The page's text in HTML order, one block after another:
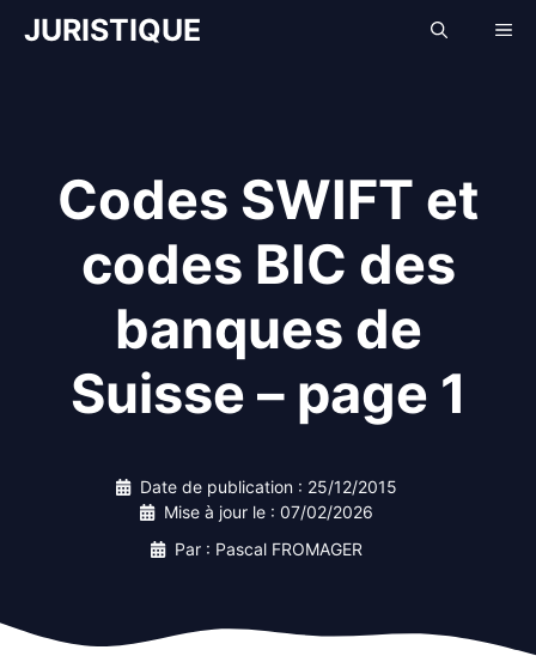
AllerJURISTIQUE
Codes SWIFT et
codes BIC des
banques de
Suisse – page 1
Date de publication : 25/12/2015
Mise à jour le : 07/02/2026
Par : Pascal FROMAGER